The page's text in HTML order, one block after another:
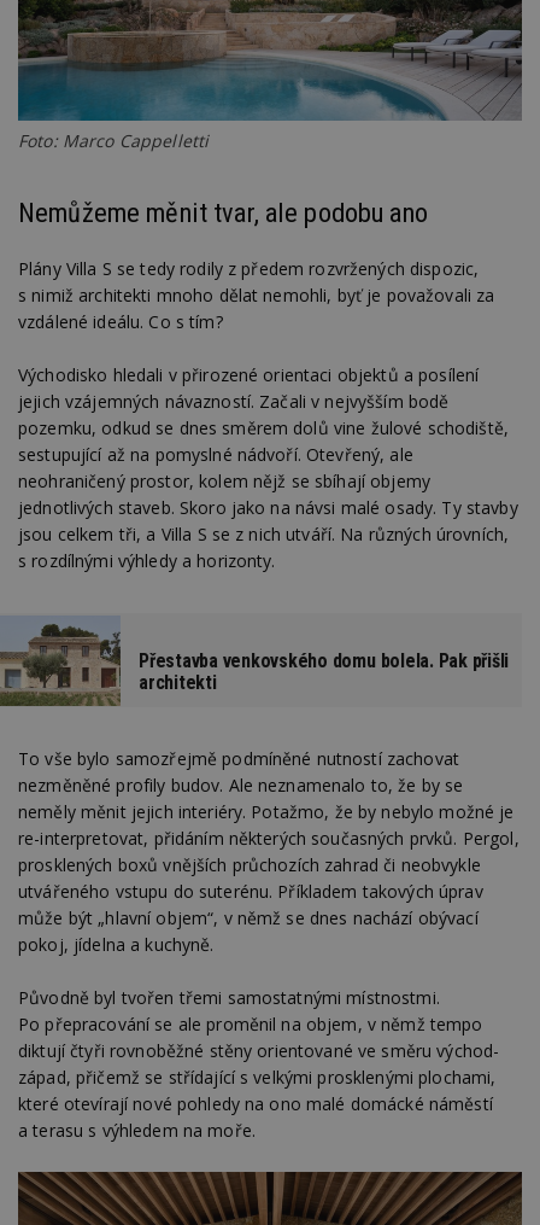
Foto: Marco Cappelletti
Nemůžeme měnit tvar, ale podobu ano
Plány Villa S se tedy rodily z předem rozvržených dispozic,
s nimiž architekti mnoho dělat nemohli, byť je považovali za
vzdálené ideálu. Co s tím?
Východisko hledali v přirozené orientaci objektů a posílení
jejich vzájemných návazností. Začali v nejvyšším bodě
pozemku, odkud se dnes směrem dolů vine žulové schodiště,
sestupující až na pomyslné nádvoří. Otevřený, ale
neohraničený prostor, kolem nějž se sbíhají objemy
jednotlivých staveb. Skoro jako na návsi malé osady. Ty stavby
jsou celkem tři, a Villa S se z nich utváří. Na různých úrovních,
s rozdílnými výhledy a horizonty.
Přestavba venkovského domu bolela. Pak přišli
architekti
To vše bylo samozřejmě podmíněné nutností zachovat
nezměněné profily budov. Ale neznamenalo to, že by se
neměly měnit jejich interiéry. Potažmo, že by nebylo možné je
re-interpretovat, přidáním některých současných prvků. Pergol,
prosklených boxů vnějších průchozích zahrad či neobvykle
utvářeného vstupu do suterénu. Příkladem takových úprav
může být „hlavní objem“, v němž se dnes nachází obývací
pokoj, jídelna a kuchyně.
Původně byl tvořen třemi samostatnými místnostmi.
Po přepracování se ale proměnil na objem, v němž tempo
diktují čtyři rovnoběžné stěny orientované ve směru východ-
západ, přičemž se střídající s velkými prosklenými plochami,
které otevírají nové pohledy na ono malé domácké náměstí
a terasu s výhledem na moře.